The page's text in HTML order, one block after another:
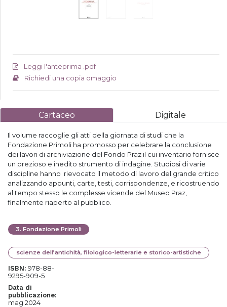
Leggi l'anteprima .pdf
Richiedi una copia omaggio
Cartaceo Digitale
Il volume raccoglie gli atti della giornata di studi che la
Fondazione Primoli ha promosso per celebrare la conclusione
dei lavori di archiviazione del Fondo Praz il cui inventario fornisce
un prezioso e inedito strumento di indagine. Studiosi di varie
discipline hanno rievocato il metodo di lavoro del grande critico
analizzando appunti, carte, testi, corrispondenze, e ricostruendo
al tempo stesso le complesse vicende del Museo Praz,
finalmente riaperto al pubblico.
3. Fondazione Primoli
scienze dell’antichità, filologico-letterarie e storico-artistiche
ISBN: 978-88-
9295-909-5
Data di
pubblicazione:
mag 2024